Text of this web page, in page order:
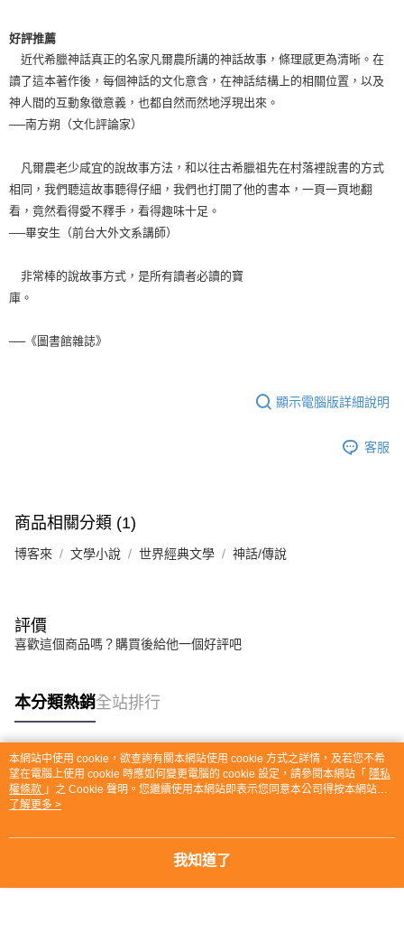
好評推薦
近代希臘神話真正的名家凡爾農所講的神話故事，條理感更為清晰。在
讀了這本著作後，每個神話的文化意含，在神話結構上的相關位置，以及
神人間的互動象徵意義，也都自然而然地浮現出來。
──南方朔（文化評論家）
凡爾農老少咸宜的說故事方法，和以往古希臘祖先在村落裡說書的方式
相同，我們聽這故事聽得仔細，我們也打開了他的書本，一頁一頁地翻
看，竟然看得愛不釋手，看得趣味十足。
──畢安生（前台大外文系講師）
非常棒的說故事方式，是所有讀者必讀的寶
庫。
──《圖書館雜誌》
顯示電腦版詳細說明
客服
商品相關分類 (1)
博客來 文學小說 世界經典文學 神話/傳說
評價
喜歡這個商品嗎？購買後給他一個好評吧
本分類熱銷全站排行
熱門標籤
本網站中使用 cookie，欲查詢有關本網站使用 cookie 方式之詳情，及若您不希
望在電腦上使用 cookie 時應如何變更電腦的 cookie 設定，請參閱本網站「 隱私
權條款 」之 Cookie 聲明。您繼續使用本網站即表示您同意本公司得按本網站使
用條款之 Cookie 聲明使用 cookie。
了解更多 >
我知道了